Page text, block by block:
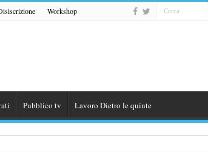
Workshop
Pubblico tv Lavoro Dietro le quinte